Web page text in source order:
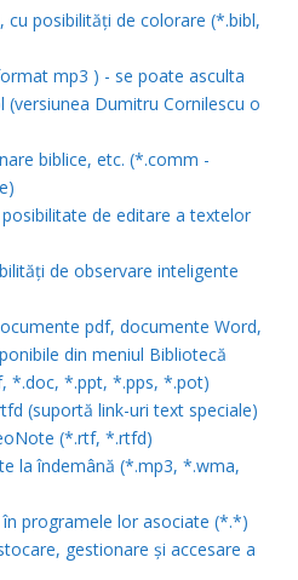
cu posibilităţi de colorare (*.bibl,
mp3 ) - se poate asculta
(versiunea Dumitru Cornilescu o
biblice, etc. (*.comm -
de editare a textelor
de observare inteligente
pdf, documente Word,
din meniul Bibliotecă
*.doc, *.ppt, *.pps, *.pot)
(suportă link-uri text speciale)
(*.rtf, *.rtfd)
la îndemână (*.mp3, *.wma,
programele lor asociate (*.*)
gestionare şi accesare a